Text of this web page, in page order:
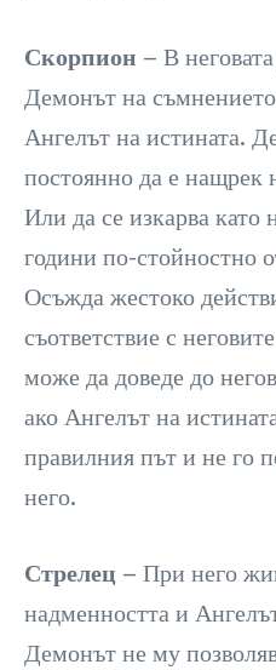
Скорпион – В
Демонът на
Ангелът на истината.
постоянно да е нащрек
Или да се изкарва като
години по-стойностно
Осъжда жестоко
съответствие с
може да доведе до
ако Ангелът на
правилния път и не го
него.
Стрелец – При него
надменността и
Демонът не му